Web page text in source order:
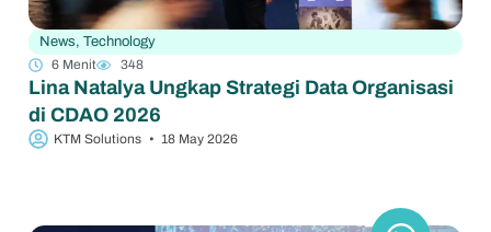
News, Technology
6 Menit
348
Lina Natalya Ungkap Strategi Data Organisasi
di CDAO 2026
KTM Solutions • 18 May 2026